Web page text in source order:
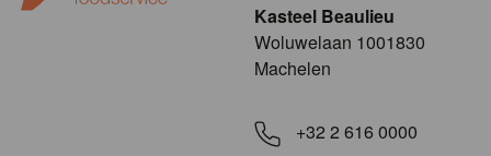
Kasteel Beaulieu
​​​Woluwelaan 1001830
Machelen
+32 2 616 0000